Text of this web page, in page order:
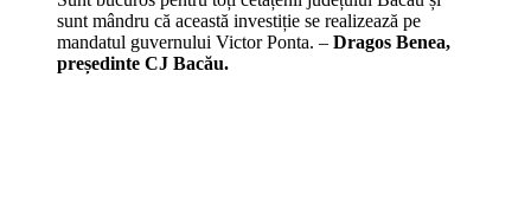
sunt mândru că această investiție se realizează pe
mandatul guvernului Victor Ponta. – Dragos Benea,
președinte CJ Bacău.